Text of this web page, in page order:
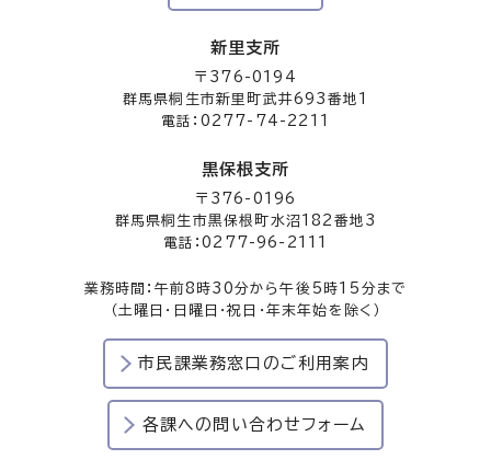
新里支所
〒376-0194
群馬県桐生市新里町武井693番地1
電話：0277-74-2211
黒保根支所
〒376-0196
群馬県桐生市黒保根町水沼182番地3
電話：0277-96-2111
業務時間：午前8時30分から午後5時15分まで
（土曜日・日曜日・祝日・年末年始を除く）
市民課業務窓口のご利用案内
各課への問い合わせフォーム